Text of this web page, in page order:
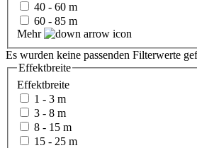
40 - 60 m
60 - 85 m
Mehr
Es wurden keine passenden Filterwerte
Effektbreite
Effektbreite
1 - 3 m
3 - 8 m
8 - 15 m
15 - 25 m